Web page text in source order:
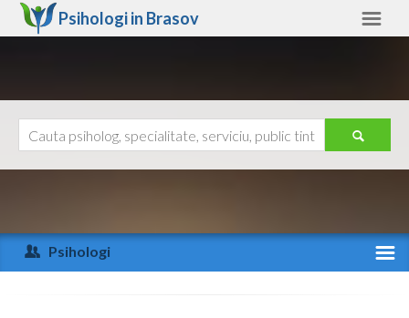
Psihologi in Brasov
Arad
Arges
Ajutor
Psihologi